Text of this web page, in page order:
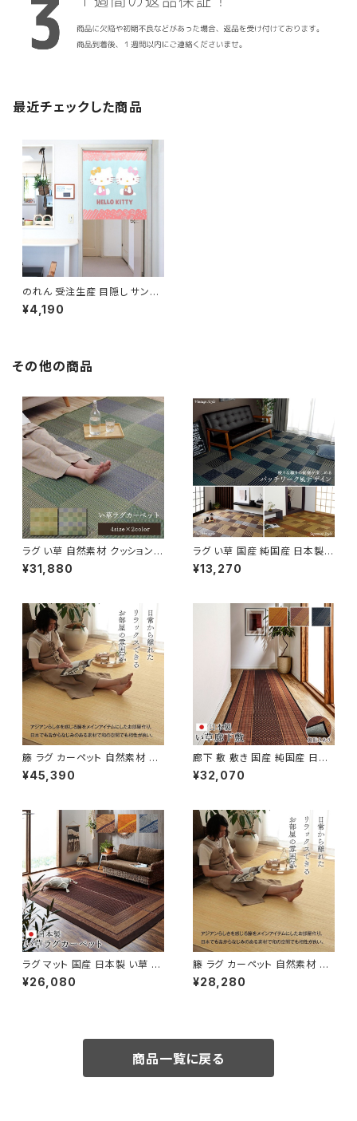
最近チェックした商品
のれん 受注生産 目隠し サンリ
オ「ハローキティ シックテキスタ
イル」85×90cm 日本製 / 家
¥4,190
その他の商品
ラグ い草 自然素材 クッション性
撥水 防ダニ 滑り止め加工 抗菌
防臭 消臭 『クレル』 / 家具・イン
¥31,880
ラグ い草 国産 純国産 日本製
モダン 抗菌防臭 自然素材 不織
布 『DX京刺子』 / 家具・インテ
¥13,270
籐 ラグ カーペット 自然素材 ひ
んやり インドネシア産 むしろ
『ジャワ 籐』 / 家具・インテリア
¥45,390
廊下 敷 敷き 国産 純国産 日本
製 い草 抗菌防臭 モダン 自然素
材 不織布 『DXランクス 廊下
ト
¥32,070
ラグ マット 国産 日本製 い草 モ
ダン 抗菌防臭 自然素材 『ラン
クス』 / 家具・インテリア ファブ
¥26,080
籐 ラグ カーペット 自然素材 ひ
んやり インドネシア産 むしろ
『ジャワ 籐』 / 家具・インテリア
¥28,280
商品一覧に戻る